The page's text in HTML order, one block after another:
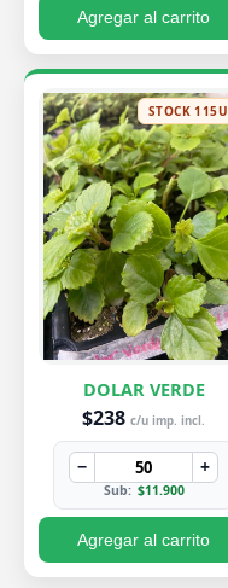
Agregar al carrito
STOCK 115U
DOLAR VERDE
$238 c/u imp. incl.
− +
Sub: $11.900
Agregar al carrito